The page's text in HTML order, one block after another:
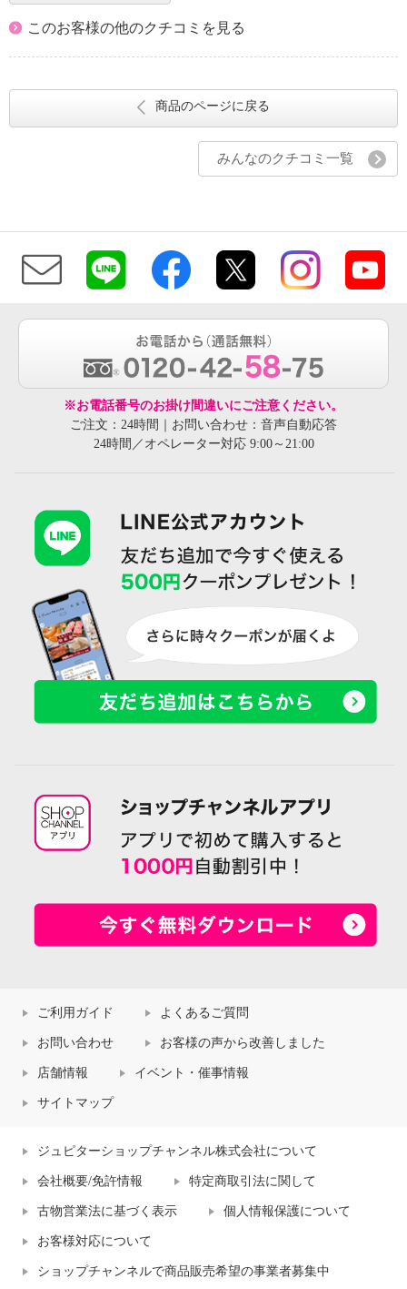
このお客様の他のクチコミを見る
商品のページに戻る
みんなのクチコミ一覧
※お電話番号のお掛け間違いにご注意ください。
ご注文：24時間｜お問い合わせ：音声自動応答
24時間／オペレーター対応 9:00～21:00
ご利用ガイド よくあるご質問
お問い合わせ お客様の声から改善しました
店舗情報 イベント・催事情報
サイトマップ
ジュピターショップチャンネル株式会社について
会社概要/免許情報 特定商取引法に関して
古物営業法に基づく表示 個人情報保護について
お客様対応について
ショップチャンネルで商品販売希望の事業者募集中